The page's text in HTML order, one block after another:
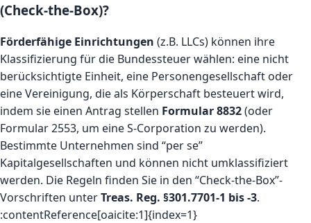
(Check-the-Box)?
Förderfähige Einrichtungen (z.B. LLCs) können ihre
Klassifizierung für die Bundessteuer wählen: eine nicht
berücksichtigte Einheit, eine Personengesellschaft oder
eine Vereinigung, die als Körperschaft besteuert wird,
indem sie einen Antrag stellen Formular 8832(oder
Formular 2553, um eine S-Corporation zu werden).
Bestimmte Unternehmen sind “per se”
Kapitalgesellschaften und können nicht umklassifiziert
werden. Die Regeln finden Sie in den “Check-the-Box”-
Vorschriften unterTreas. Reg. §301.7701-1 bis -3.
:contentReference[oaicite:1]{index=1}